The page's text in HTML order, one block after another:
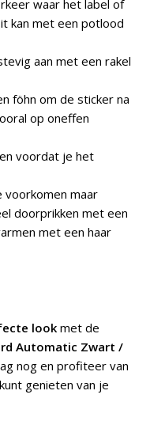
waar het label of
kan met een potlood
aan met een rakel
föhn om de sticker na
op oneffen
voordat je het
voorkomen maar
doorprikken met een
met een haar
look met de
Automatic Zwart /
nog en profiteer van
genieten van je